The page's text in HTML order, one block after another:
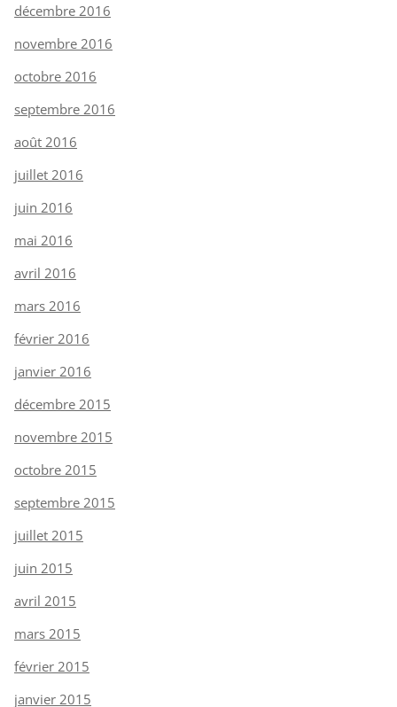
décembre 2016
novembre 2016
octobre 2016
septembre 2016
août 2016
juillet 2016
juin 2016
mai 2016
avril 2016
mars 2016
février 2016
janvier 2016
décembre 2015
novembre 2015
octobre 2015
septembre 2015
juillet 2015
juin 2015
avril 2015
mars 2015
février 2015
janvier 2015